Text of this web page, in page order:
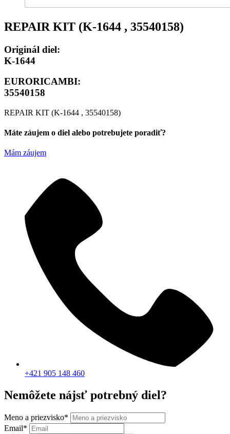
REPAIR KIT (K-1644 , 35540158)
Originál diel:
K-1644
EURORICAMBI:
35540158
REPAIR KIT (K-1644 , 35540158)
Máte záujem o diel alebo potrebujete poradiť?
Mám záujem
+421 905 148 460
Nemôžete nájsť potrebný diel?
Meno a priezvisko*
Email*